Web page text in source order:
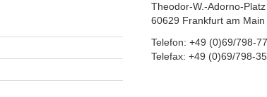
Theodor-W.-Adorno-Platz
60629 Frankfurt am Main
Telefon: +49 (0)69/798-
Telefax: +49 (0)69/798-